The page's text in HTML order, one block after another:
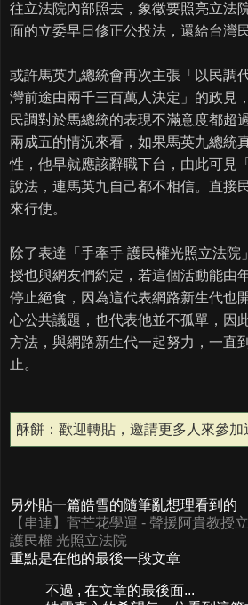
往立法院內部照去，象徵要照亮立法
面的立委早日修正公投法，還給台灣
或許馬英九總統會再次主張「以民調
灣前途由兩千三百萬人決定」的政見
民調對於馬總統的表現不滿意度都超
兩成五的情況來看，如果馬英九總統
性，他早就應該辭職下台，由此可見
說法，連馬英九自己都不相信。直接
來行使。
除了表達「手牽手 護民權光照立法院
授也與網友們約定，若這個活動能由
停止絕食，因為這代表網路新生代也
心公共議題，也代表他並不孤單，因
方法，與網路新生代一起努力，一直
止。
酥餅：歡迎轉貼，邀請更多人來參加
另外貼一篇皓雪的隨筆亂想理看到的
【串連】菅芒花學運 - 聲援阿貴教授
護民權 光照立法院
重點是在他的最後一段文章
不過 , 在文章的最後面...